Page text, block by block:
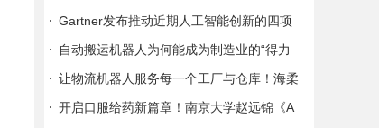
亮“人工智能算力网络”
Gartner发布推动近期人工智能创新的四项
趋势
自动搬运机器人为何能成为制造业的“得力
帮手”？
让物流机器人服务每一个工厂与仓库！海柔
创新宣布完成两轮超2亿美元融资
开启口服给药新篇章！南京大学赵远锦《A